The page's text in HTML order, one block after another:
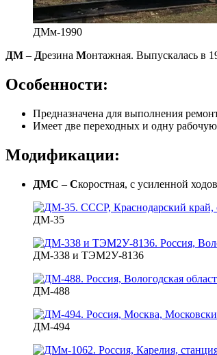
ДМм-1990
ДМ – Дрезина Монтажная. Выпускалась в
Особенности:
Предназначена для выполнения
Имеет две переходных и одну
Модификации:
ДМС – Скоростная, с усиленной
ДМ-35
ДМ-338 и ТЭМ2У-8136
ДМ-488
ДМ-494